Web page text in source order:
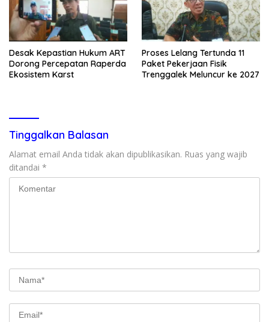
Desak Kepastian Hukum ART
Dorong Percepatan Raperda
Ekosistem Karst
Proses Lelang Tertunda 11
Paket Pekerjaan Fisik
Trenggalek Meluncur ke 2027
Tinggalkan Balasan
Alamat email Anda tidak akan dipublikasikan. Ruas yang wajib
ditandai *